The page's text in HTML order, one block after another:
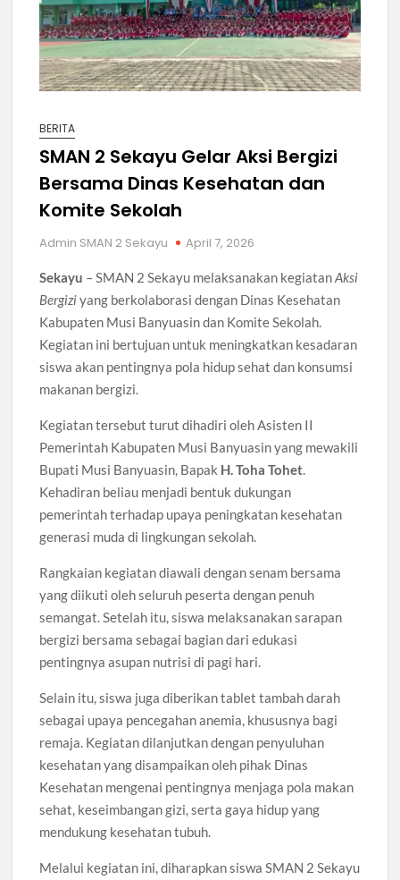
BERITA
SMAN 2 Sekayu Gelar Aksi Bergizi
Bersama Dinas Kesehatan dan
Komite Sekolah
Admin SMAN 2 Sekayu April 7, 2026
Sekayu – SMAN 2 Sekayu melaksanakan kegiatanAksi
Bergiziyang berkolaborasi dengan Dinas Kesehatan
Kabupaten Musi Banyuasin dan Komite Sekolah.
Kegiatan ini bertujuan untuk meningkatkan kesadaran
siswa akan pentingnya pola hidup sehat dan konsumsi
makanan bergizi.
Kegiatan tersebut turut dihadiri oleh Asisten II
Pemerintah Kabupaten Musi Banyuasin yang mewakili
Bupati Musi Banyuasin, Bapak H. Toha Tohet.
Kehadiran beliau menjadi bentuk dukungan
pemerintah terhadap upaya peningkatan kesehatan
generasi muda di lingkungan sekolah.
Rangkaian kegiatan diawali dengan senam bersama
yang diikuti oleh seluruh peserta dengan penuh
semangat. Setelah itu, siswa melaksanakan sarapan
bergizi bersama sebagai bagian dari edukasi
pentingnya asupan nutrisi di pagi hari.
Selain itu, siswa juga diberikan tablet tambah darah
sebagai upaya pencegahan anemia, khususnya bagi
remaja. Kegiatan dilanjutkan dengan penyuluhan
kesehatan yang disampaikan oleh pihak Dinas
Kesehatan mengenai pentingnya menjaga pola makan
sehat, keseimbangan gizi, serta gaya hidup yang
mendukung kesehatan tubuh.
Melalui kegiatan ini, diharapkan siswa SMAN 2 Sekayu